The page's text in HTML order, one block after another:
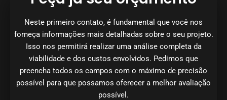
Neste primeiro contato, é fundamental que você nos
forneça informações mais detalhadas sobre o seu projeto.
Isso nos permitirá realizar uma análise completa da
viabilidade e dos custos envolvidos. Pedimos que
preencha todos os campos com o máximo de precisão
possível para que possamos oferecer a melhor avaliação
possível.